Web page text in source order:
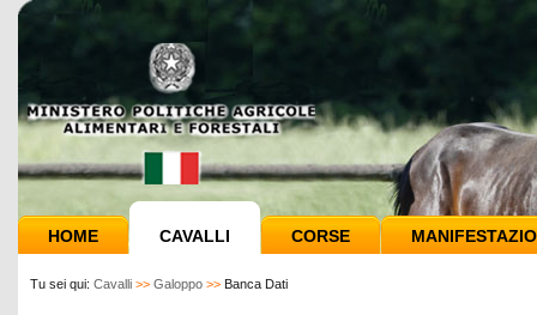
HOME CAVALLI CORSE
Tu sei qui: Cavalli >> Galoppo >> Banca Dati